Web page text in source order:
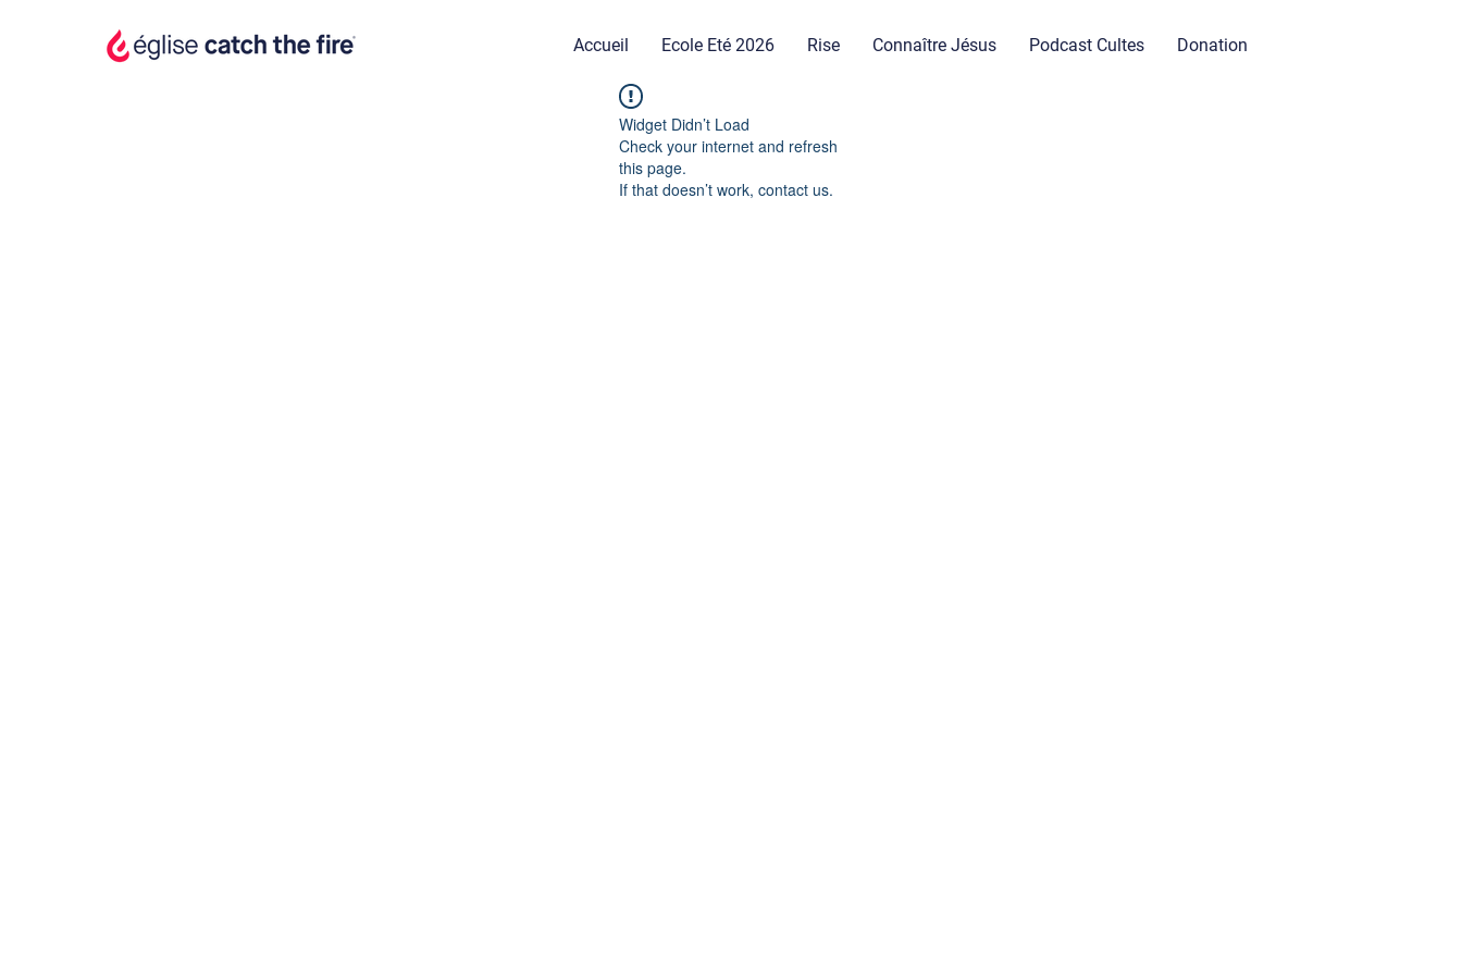
Accueil Ecole Eté 2026 Rise Connaître Jésus Podcast Cultes Donation
Widget Didn’t Load
Check your internet and refresh
this page.
If that doesn’t work, contact us.